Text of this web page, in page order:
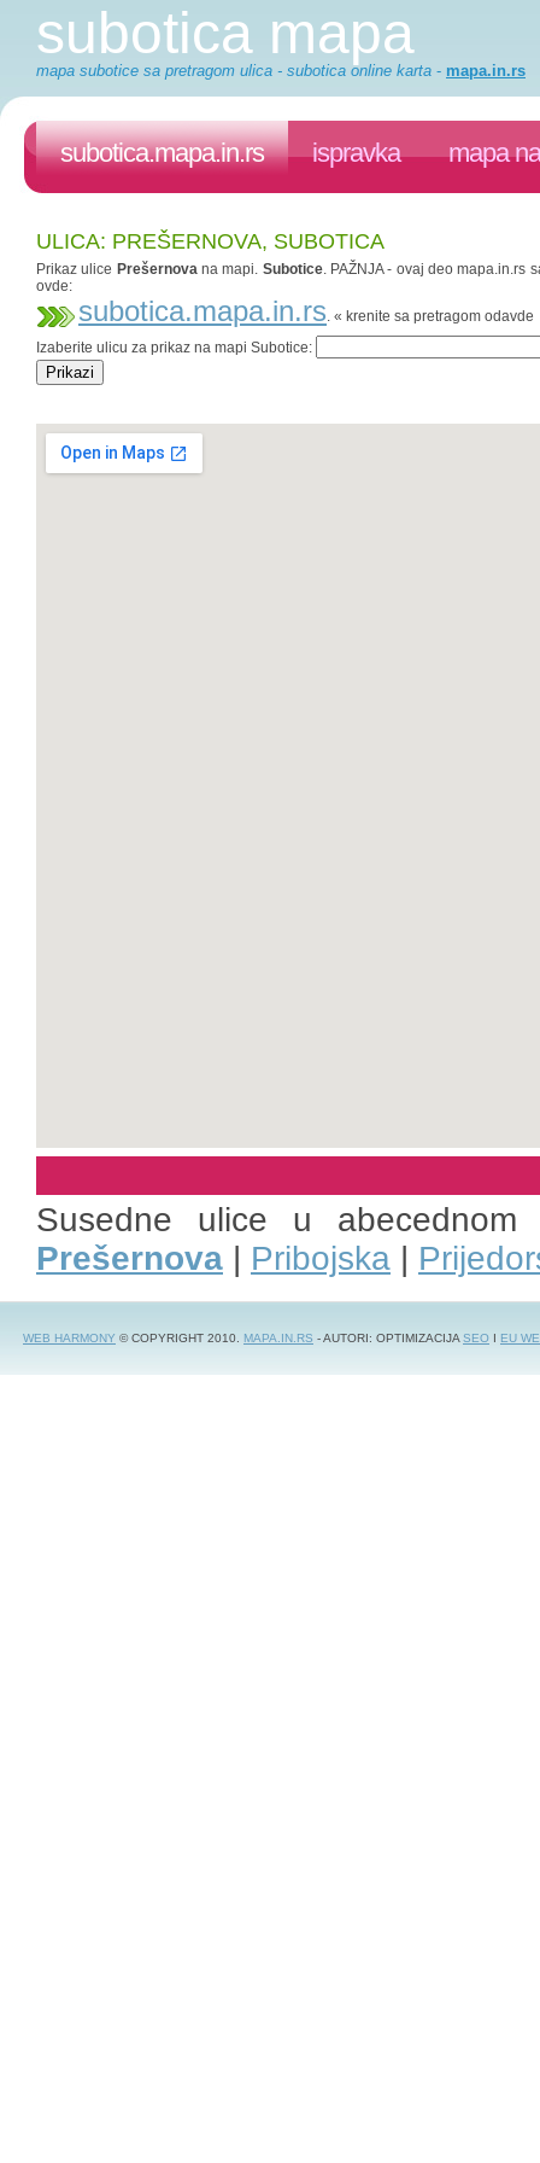
subotica mapa
mapa subotice sa pretragom ulica - subotica online karta - mapa.in.rs
subotica.mapa.in.rs ispravka mapa
ULICA: PREŠERNOVA, SUBOTICA
Prikaz ulice Prešernovana mapi. Subotice. PAŽNJA - ovaj deo mapa.in.rs
ovde:
subotica.mapa.in.rs. « krenite sa pretragom odavde
Izaberite ulicu za prikaz na mapi Subotice:
Susedne ulice u
Prešernova | Pribojska |
WEB HARMONY © COPYRIGHT 2010. MAPA.IN.RS - AUTORI: OPTIMIZACIJASEO I EU